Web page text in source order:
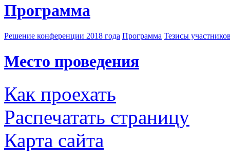
Программа
Решение конференции 2018 года Программа Тезисы
Место проведения
Как проехать
Распечатать страницу
Карта сайта